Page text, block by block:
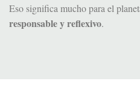
Eso significa mucho para el
responsable y reflexivo.